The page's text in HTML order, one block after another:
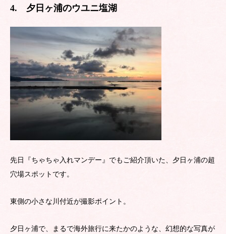
4. 夕日ヶ浦のウユニ塩湖
先日『ちゃちゃ入れマンデー』でもご紹介頂いた、夕日ヶ浦の超
穴場スポットです。
東側の小さな川付近が撮影ポイント。
夕日ヶ浦で、まるで海外旅行に来たかのような、幻想的な写真が